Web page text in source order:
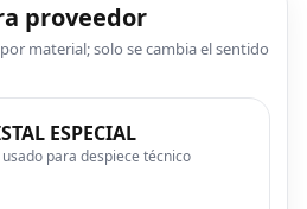
proveedor
material; solo se cambia el sentido
ESPECIAL
para despiece técnico